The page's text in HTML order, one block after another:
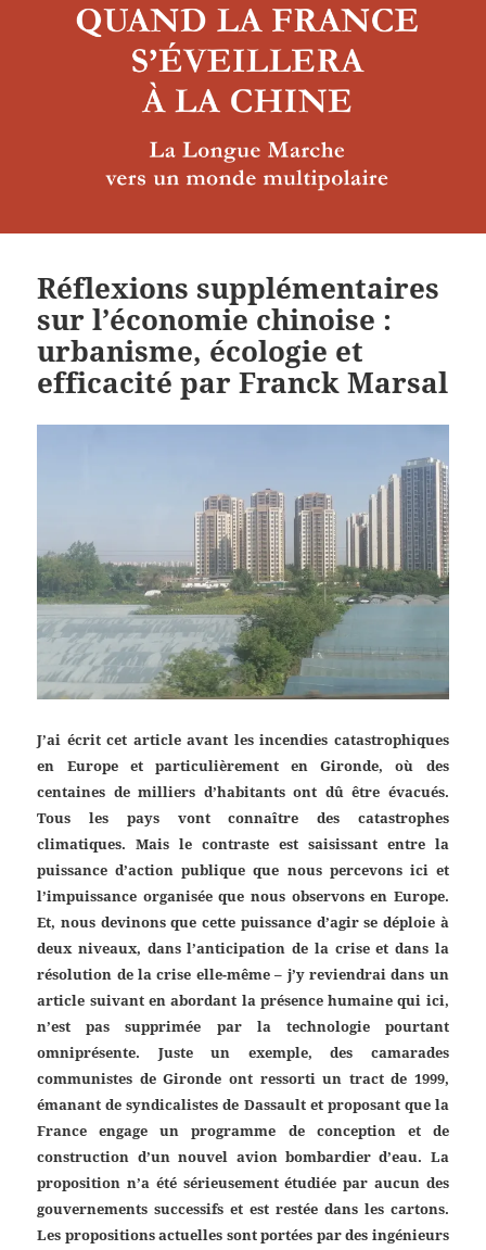
Réflexions supplémentaires
sur l’économie chinoise :
urbanisme, écologie et
efficacité par Franck Marsal
J’ai écrit cet article avant les incendies catastrophiques
en Europe et particulièrement en Gironde, où des
centaines de milliers d’habitants ont dû être évacués.
Tous les pays vont connaître des catastrophes
climatiques. Mais le contraste est saisissant entre la
puissance d’action publique que nous percevons ici et
l’impuissance organisée que nous observons en Europe.
Et, nous devinons que cette puissance d’agir se déploie à
deux niveaux, dans l’anticipation de la crise et dans la
résolution de la crise elle-même – j’y reviendrai dans un
article suivant en abordant la présence humaine qui ici,
n’est pas supprimée par la technologie pourtant
omniprésente. Juste un exemple, des camarades
communistes de Gironde ont ressorti un tract de 1999,
émanant de syndicalistes de Dassault et proposant que la
France engage un programme de conception et de
construction d’un nouvel avion bombardier d’eau. La
proposition n’a été sérieusement étudiée par aucun des
gouvernements successifs et est restée dans les cartons.
Les propositions actuelles sont portées par des ingénieurs